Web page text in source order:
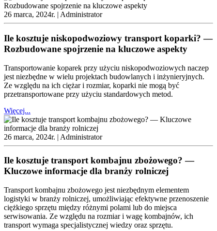
26 marca, 2024r. | Administrator
Ile kosztuje niskopodwoziowy transport koparki? —
Rozbudowane spojrzenie na kluczowe aspekty
Transportowanie koparek przy użyciu niskopodwoziowych naczep
jest niezbędne w wielu projektach budowlanych i inżynieryjnych.
Ze względu na ich ciężar i rozmiar, koparki nie mogą być
przetransportowane przy użyciu standardowych metod.
Więcej...
26 marca, 2024r. | Administrator
Ile kosztuje transport kombajnu zbożowego? —
Kluczowe informacje dla branży rolniczej
Transport kombajnu zbożowego jest niezbędnym elementem
logistyki w branży rolniczej, umożliwiając efektywne przenoszenie
ciężkiego sprzętu między różnymi polami lub do miejsca
serwisowania. Ze względu na rozmiar i wagę kombajnów, ich
transport wymaga specjalistycznej wiedzy oraz sprzętu.